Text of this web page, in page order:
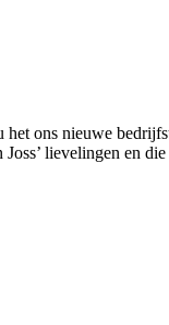
ons nieuwe
Joss’ lievelingen en